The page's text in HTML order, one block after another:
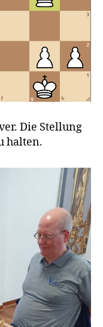
Die Stellung
halten.